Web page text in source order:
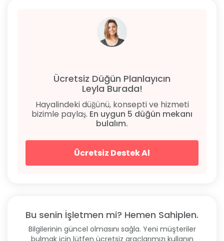
Ücretsiz Düğün Planlayıcın
Leyla Burada!
Hayalindeki düğünü, konsepti ve hizmeti
bizimle paylaş. En uygun 5 düğün mekanı
bulalım.
Ücretsiz Destek Al
Bu senin İşletmen mi? Hemen Sahiplen.
Bilgilerinin güncel olmasını sağla. Yeni müşteriler